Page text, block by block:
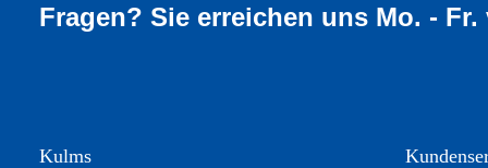
Fragen? Sie erreichen uns Mo. - Fr.
Kulms